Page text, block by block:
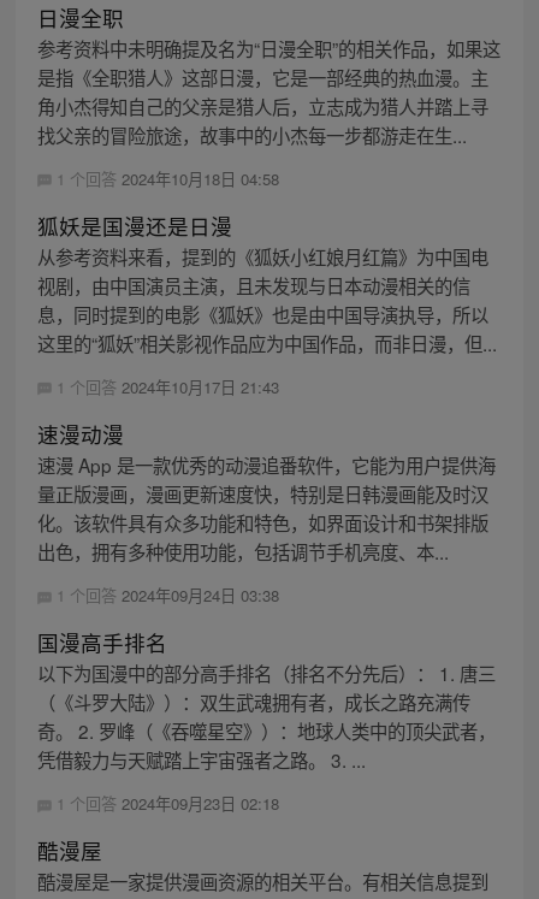
日漫全职
参考资料中未明确提及名为“日漫全职”的相关作品，如果这
是指《全职猎人》这部日漫，它是一部经典的热血漫。主
角小杰得知自己的父亲是猎人后，立志成为猎人并踏上寻
找父亲的冒险旅途，故事中的小杰每一步都游走在生...
1 个回答 2024年10月18日 04:58
狐妖是国漫还是日漫
从参考资料来看，提到的《狐妖小红娘月红篇》为中国电
视剧，由中国演员主演，且未发现与日本动漫相关的信
息，同时提到的电影《狐妖》也是由中国导演执导，所以
这里的“狐妖”相关影视作品应为中国作品，而非日漫，但...
1 个回答 2024年10月17日 21:43
速漫动漫
速漫 App 是一款优秀的动漫追番软件，它能为用户提供海
量正版漫画，漫画更新速度快，特别是日韩漫画能及时汉
化。该软件具有众多功能和特色，如界面设计和书架排版
出色，拥有多种使用功能，包括调节手机亮度、本...
1 个回答 2024年09月24日 03:38
国漫高手排名
以下为国漫中的部分高手排名（排名不分先后）： 1. 唐三
（《斗罗大陆》）：双生武魂拥有者，成长之路充满传
奇。 2. 罗峰（《吞噬星空》）：地球人类中的顶尖武者，
凭借毅力与天赋踏上宇宙强者之路。 3. ...
1 个回答 2024年09月23日 02:18
酷漫屋
酷漫屋是一家提供漫画资源的相关平台。有相关信息提到